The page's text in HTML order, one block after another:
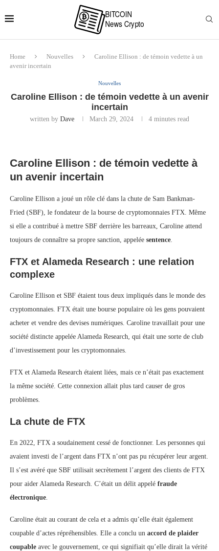
Home Nouvelles
Caroline Ellison : de témoin vedette à un
avenir incertain
Nouvelles
Caroline Ellison : de témoin vedette à un avenir
incertain
written by Dave March 29, 2024 4 minutes read
Caroline Ellison : de témoin vedette à
un avenir incertain
Caroline Ellison a joué un rôle clé dans la chute de Sam Bankman-
Fried (SBF), le fondateur de la bourse de cryptomonnaies FTX. Même
si elle a contribué à mettre SBF derrière les barreaux, Caroline attend
toujours de connaître sa propre sanction, appelée sentence.
FTX et Alameda Research : une relation
complexe
Caroline Ellison et SBF étaient tous deux impliqués dans le monde des
cryptomonnaies. FTX était une bourse populaire où les gens pouvaient
acheter et vendre des devises numériques. Caroline travaillait pour une
société distincte appelée Alameda Research, qui était une sorte de club
d’investissement pour les cryptomonnaies.
FTX et Alameda Research étaient liées, mais ce n’était pas exactement
la même société. Cette connexion allait plus tard causer de gros
problèmes.
La chute de FTX
En 2022, FTX a soudainement cessé de fonctionner. Les personnes qui
avaient investi de l’argent dans FTX n’ont pas pu récupérer leur argent.
Il s’est avéré que SBF utilisait secrètement l’argent des clients de FTX
pour aider Alameda Research. C’était un délit appelé fraude
électronique.
Caroline était au courant de cela et a admis qu’elle était également
coupable d’actes répréhensibles. Elle a conclu un accord de plaider
coupable avec le gouvernement, ce qui signifiait qu’elle dirait la vérité